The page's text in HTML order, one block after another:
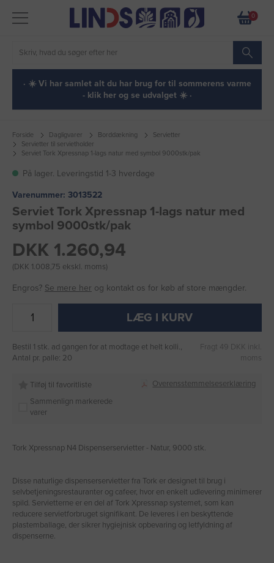
0
· ☀️ Vi har samlet alt du har brug for til sommerens varme
- klik her og se udvalget ☀️ ·
Forside Dagligvarer Borddækning
Servietter
Servietter til servietholder
Serviet Tork Xpressnap 1-lags natur med symbol 9000stk/pak
På lager. Leveringstid 1-3 hverdage
Varenummer: 3013522
Serviet Tork Xpressnap 1-lags natur med
symbol 9000stk/pak
DKK 1.260,94
(DKK 1.008,75 ekskl. moms)
Engros? Se mere her og kontakt os for køb af store mængder.
LÆG I KURV
Bestil 1 stk. ad gangen for at modtage et helt kolli.,
Antal pr. palle: 20
Fragt 49 DKK inkl.
moms
Tilføj til favoritliste
Sammenlign markerede
varer
Overensstemmelseserklæring
Tork Xpressnap N4 Dispenserservietter - Natur, 9000 stk.
Disse naturlige dispenserservietter fra Tork er designet til brug i
selvbetjeningsrestauranter og cafeer, hvor en enkelt udlevering minimerer
spild. Servietterne er en del af Tork Xpressnap systemet, som kan
reducere servietforbruget signifikant. De leveres i en beskyttende
plastemballage, der sikrer hygiejnisk opbevaring og letfyldning af
dispenserne.